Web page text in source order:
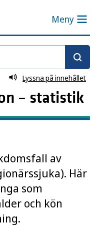
Meny
Lyssna på innehållet
– statistik
av
Här
som
och kön